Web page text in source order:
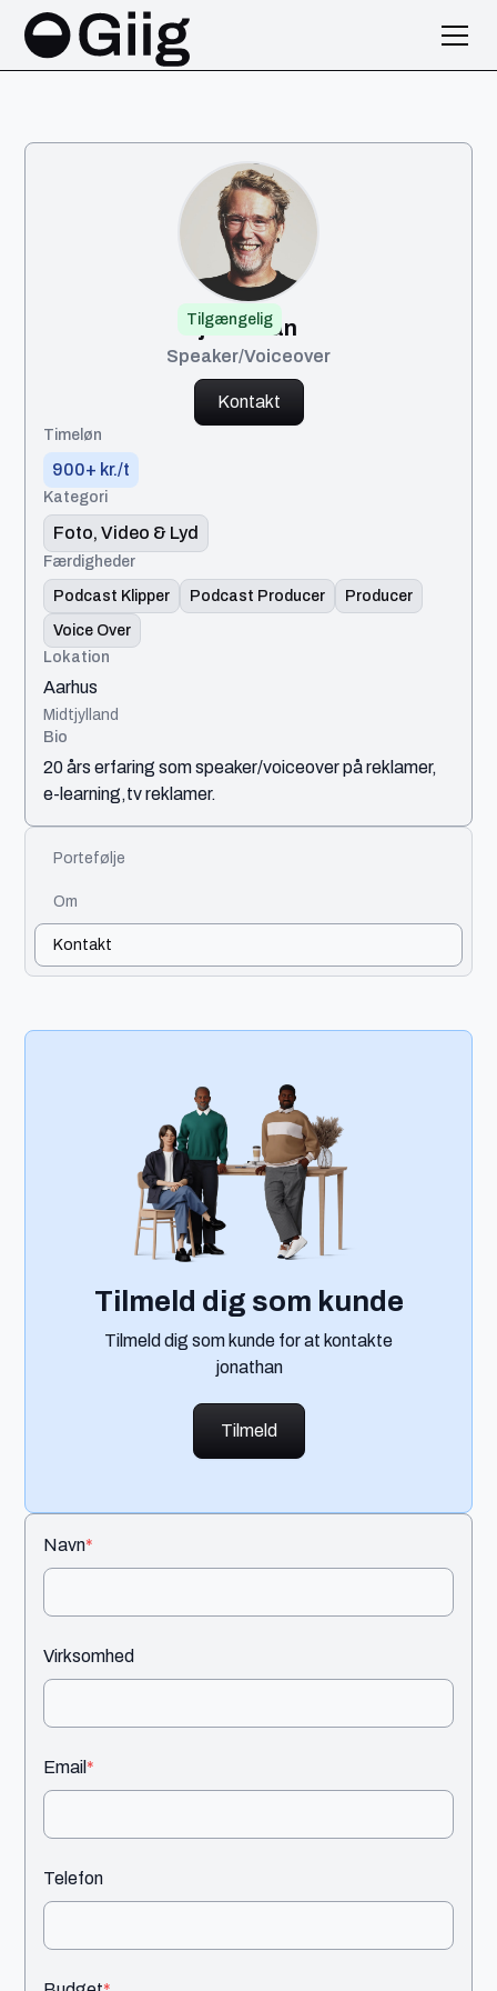
Tilgængelig
jonathan
Speaker/Voiceover
Kontakt
Timeløn
900+ kr./t
Kategori
Foto, Video & Lyd
Færdigheder
Podcast Klipper
Podcast Producer
Producer
Voice Over
Lokation
Aarhus
Midtjylland
Bio
20 års erfaring som speaker/voiceover på reklamer,
e-learning,tv reklamer.
Portefølje
Om
Kontakt
Tilmeld dig som kunde
Tilmeld dig som kunde for at kontakte
jonathan
Tilmeld
Navn*
Virksomhed
Email*
Telefon